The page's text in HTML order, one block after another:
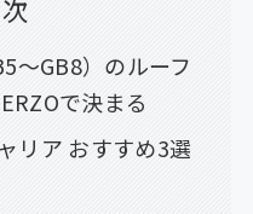
〜GB8）のルーフ
で決まる
リア おすすめ3選